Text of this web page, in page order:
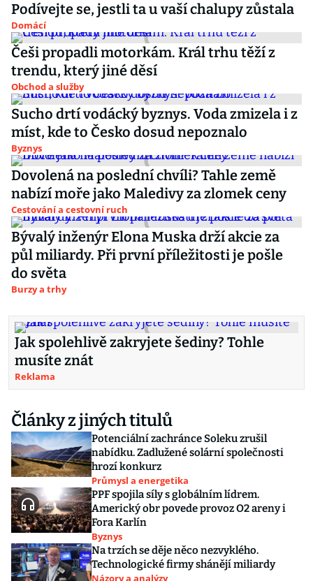
Podívejte se, jestli ta u vaší chalupy zůstala
Domácí
Češi propadli motorkám. Král trhu těží z
trendu, který jiné děsí
Obchod a služby
Sucho drtí vodácký byznys. Voda zmizela i z
míst, kde to Česko dosud nepoznalo
Byznys
Dovolená na poslední chvíli? Tahle země
nabízí moře jako Maledivy za zlomek ceny
Cestování a cestovní ruch
Bývalý inženýr Elona Muska drží akcie za
půl miliardy. Při první příležitosti je pošle
do světa
Burzy a trhy
Jak spolehlivě zakryjete šediny? Tohle
musíte znát
Reklama
Články z jiných titulů
Potenciální zachránce Soleku zrušil
nabídku. Zadlužené solární společnosti
hrozí konkurz
Průmysl a energetika
PPF spojila síly s globálním lídrem.
Americký obr povede provoz O2 areny i
Fora Karlín
Byznys
Na trzích se děje něco nezvyklého.
Technologické firmy shánějí miliardy
Názory a analýzy